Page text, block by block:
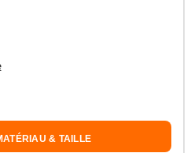
& TAILLE